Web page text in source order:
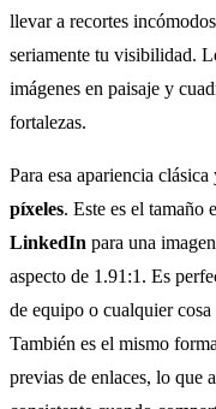
llevar a recortes
seriamente tu visibilidad.
imágenes en paisaje y
fortalezas.
Para esa apariencia
píxeles. Este es el tamaño
LinkedIn para una
aspecto de 1.91:1. Es
de equipo o cualquier
También es el mismo
previas de enlaces, lo que